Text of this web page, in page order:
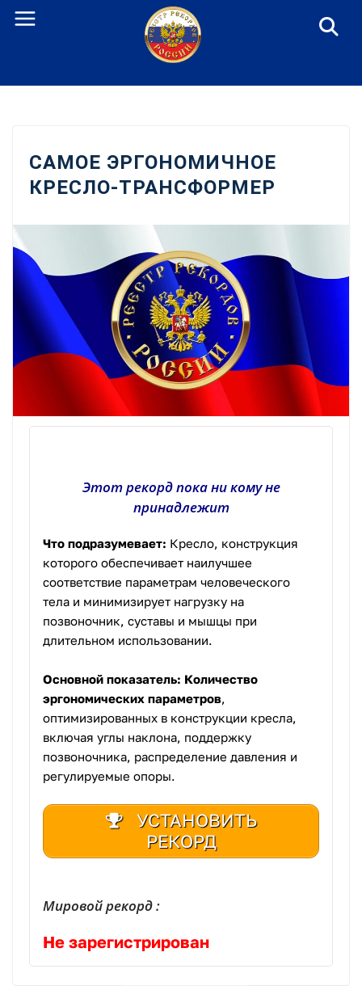
Перейти
САМОЕ ЭРГОНОМИЧНОЕ
КРЕСЛО-ТРАНСФОРМЕР
Этот рекорд пока ни кому не
принадлежит
Что подразумевает: Кресло, конструкция
которого обеспечивает наилучшее
соответствие параметрам человеческого
тела и минимизирует нагрузку на
позвоночник, суставы и мышцы при
длительном использовании.
Основной показатель: Количество
эргономических параметров,
оптимизированных в конструкции кресла,
включая углы наклона, поддержку
позвоночника, распределение давления и
регулируемые опоры.
УСТАНОВИТЬ
РЕКОРД
Мировой рекорд :
Не зарегистрирован